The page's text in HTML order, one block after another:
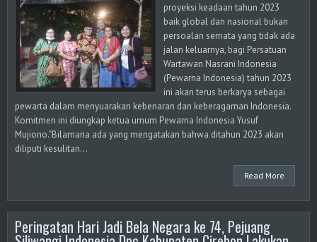
proyeksi keadaan tahun 2023
baik global dan nasional bukan
persoalan semata yang tidak ada
jalan keluarnya, bagi Persatuan
Wartawan Nasrani Indonesia
(Pewarna Indonesia) tahun 2023
ini akan terus berkarya sebagai
pewarta dalam menyuarakan kebenaran dan keberagaman Indonesia.
Komitmen ini diungkap ketua umum Pewarna Indonesia Yusuf
Mujiono."Bilamana ada yang mengatakan bahwa ditahun 2023 akan
diliputi kesulitan...
Read More
Peringatan Hari Jadi Bela Negara ke 74, Pejuang